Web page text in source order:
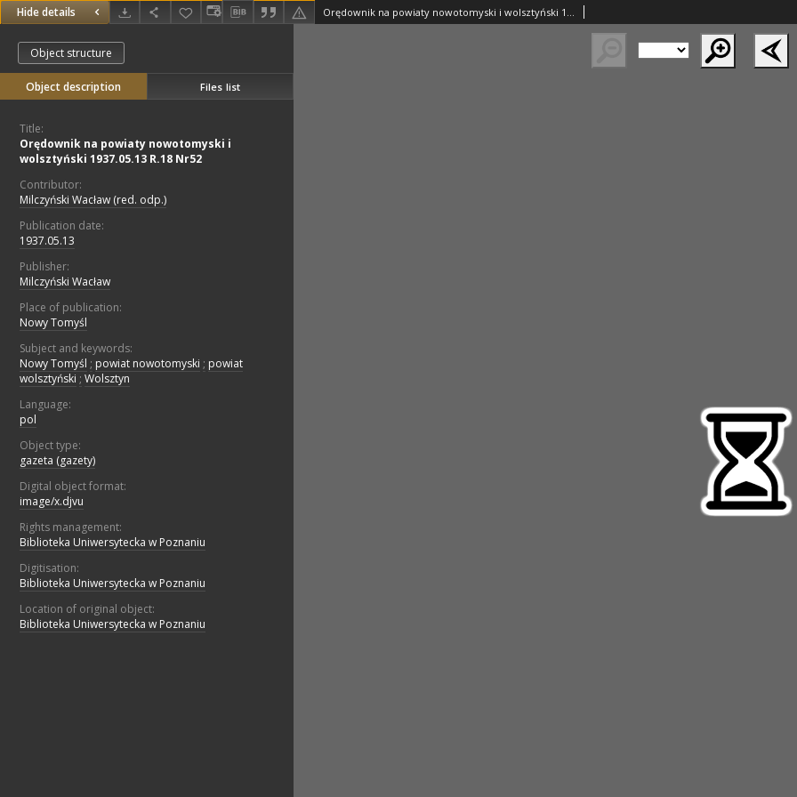
Hide details Orędownik na powiaty nowotomyski i wolsztyński 1937.05.13 R.18 Nr52
Object structure
Object description Files list
Title:
Orędownik na powiaty nowotomyski i
wolsztyński 1937.05.13 R.18 Nr52
Contributor:
Milczyński Wacław (red. odp.)
Publication date:
1937.05.13
Publisher:
Milczyński Wacław
Place of publication:
Nowy Tomyśl
Subject and keywords:
Nowy Tomyśl ; powiat nowotomyski ; powiat
wolsztyński ; Wolsztyn
Language:
pol
Object type:
gazeta (gazety)
Digital object format:
image/x.djvu
Rights management:
Biblioteka Uniwersytecka w Poznaniu
Digitisation:
Biblioteka Uniwersytecka w Poznaniu
Location of original object:
Biblioteka Uniwersytecka w Poznaniu